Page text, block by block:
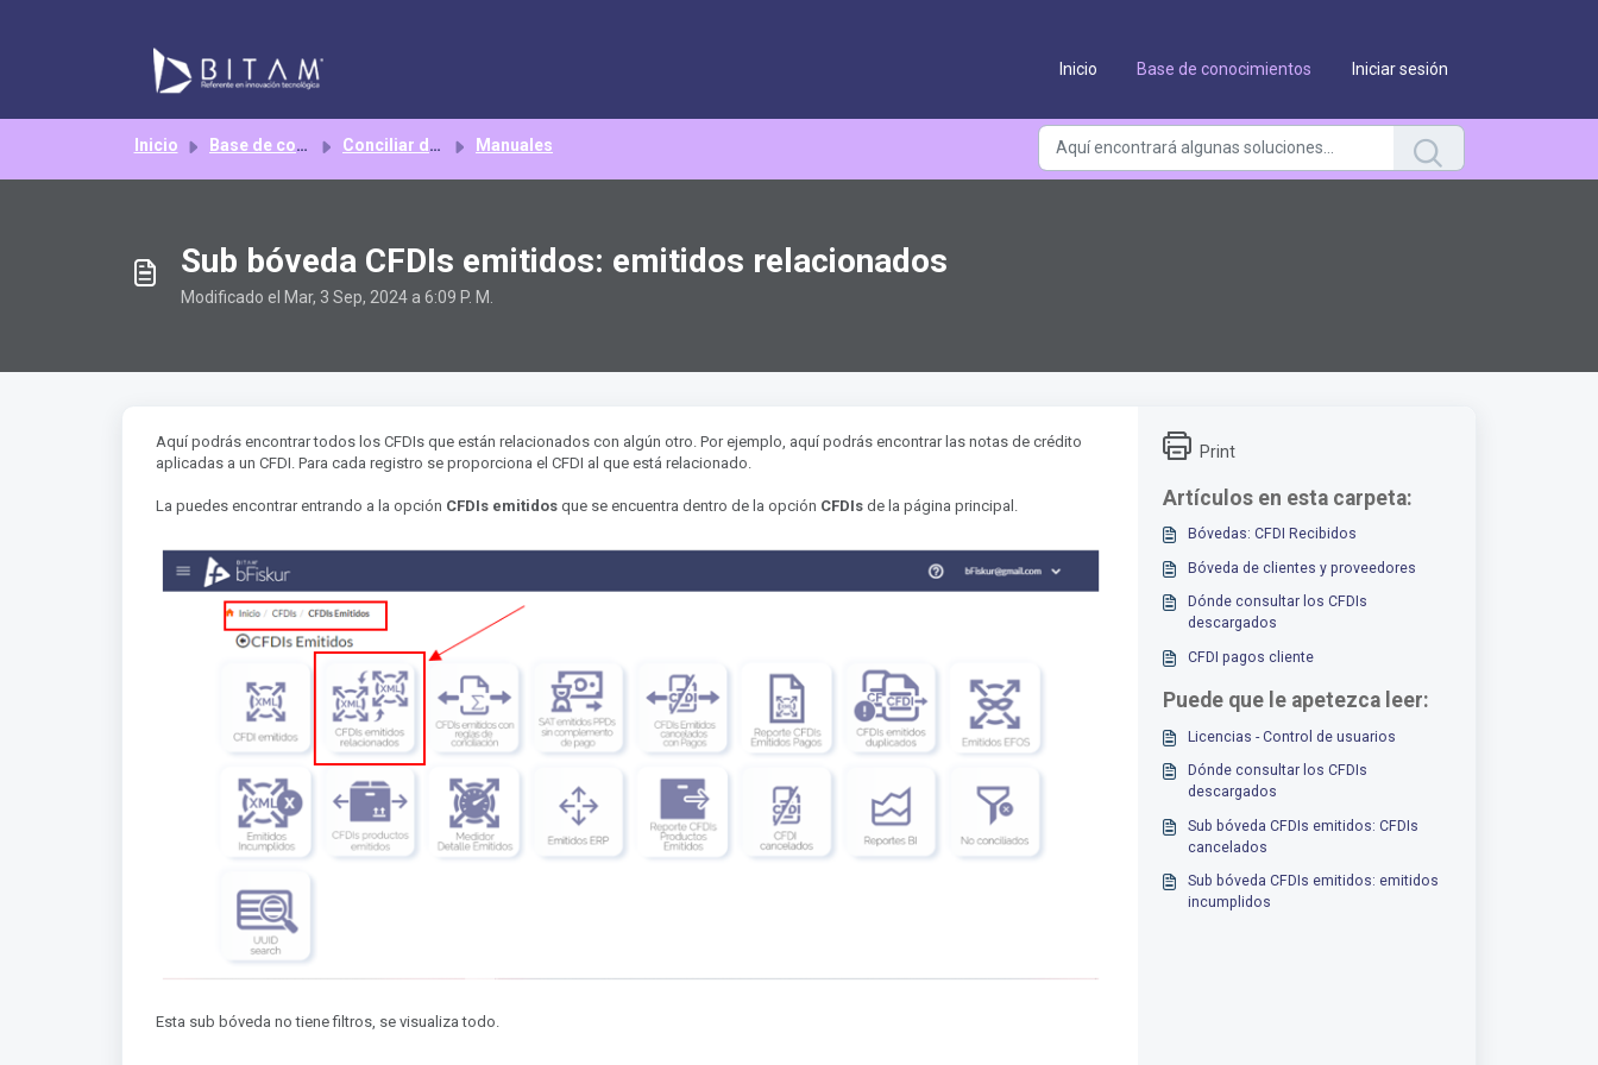
Inicio Base de conocimientos Iniciar sesión
Inicio Base de conocimientos Conciliar discrepancias Manuales
Sub bóveda CFDIs emitidos: emitidos relacionados
Modificado el Mar, 3 Sep, 2024 a 6:09 P. M.
Aquí podrás encontrar todos los CFDIs que están relacionados con algún otro. Por ejemplo, aquí podrás encontrar las notas de crédito
aplicadas a un CFDI. Para cada registro se proporciona el CFDI al que está relacionado.
La puedes encontrar entrando a la opción CFDIs emitidos que se encuentra dentro de la opción CFDIs de la página principal.
Esta sub bóveda no tiene filtros, se visualiza todo.
Print
Artículos en esta carpeta:
Bóvedas: CFDI Recibidos
Bóveda de clientes y proveedores
Dónde consultar los CFDIs
descargados
CFDI pagos cliente
Puede que le apetezca leer:
Licencias - Control de usuarios
Dónde consultar los CFDIs
descargados
Sub bóveda CFDIs emitidos: CFDIs
cancelados
Sub bóveda CFDIs emitidos: emitidos
incumplidos